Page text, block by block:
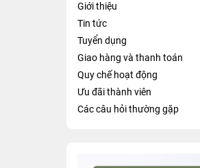
Giới thiệu
Tin tức
Tuyển dụng
Giao hàng và thanh toán
Quy chế hoạt động
Ưu đãi thành viên
Các câu hỏi thường gặp